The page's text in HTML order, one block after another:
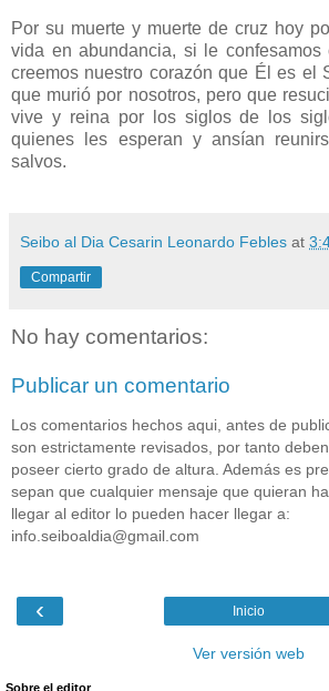
Por su muerte y muerte de cruz hoy
vida en abundancia, si le
creemos nuestro corazón que Él es el
que murió por nosotros, pero que
vive y reina por los siglos de los
quienes les esperan y ansían
salvos.
Seibo al Dia Cesarin Leonardo Febles at
Compartir
No hay comentarios:
Publicar un comentario
Los comentarios hechos aqui, antes de
son estrictamente revisados, por tanto deben
poseer cierto grado de altura. Además es
sepan que cualquier mensaje que quieran
llegar al editor lo pueden hacer llegar a:
info.seiboaldia@gmail.com
‹ Inicio
Ver versión web
Sobre el editor